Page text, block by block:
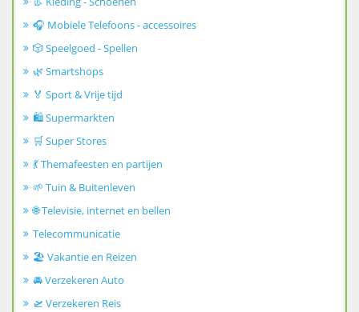
🎧 Mobiele Telefoons - accessoires
🎲 Speelgoed - Spellen
🌿 Smartshops
🏅 Sport & Vrije tijd
🛍️ Supermarkten
🛒 Super Stores
💃 Themafeesten en partijen
🌱 Tuin & Buitenleven
🌐 Televisie, internet en bellen
Telecommunicatie
🏖️ Vakantie en Reizen
🚘 Verzekeren Auto
🛫 Verzekeren Reis